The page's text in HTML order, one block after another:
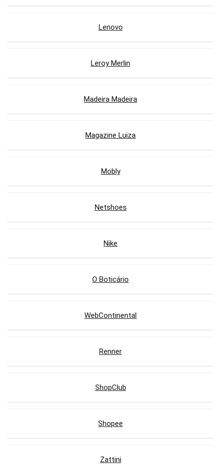
Lenovo
Leroy Merlin
Madeira Madeira
Magazine Luiza
Mobly
Netshoes
Nike
O Boticário
WebContinental
Renner
ShopClub
Shopee
Zattini